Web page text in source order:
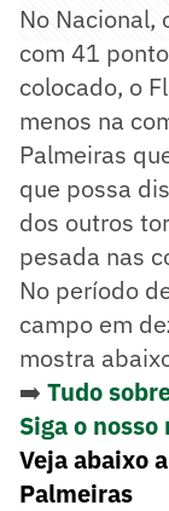
No Nacional,
com 41
colocado, o
menos na
Palmeiras
que possa
dos outros
pesada nas
No período
campo em
mostra
➡️ Tudo
Siga o
Veja abaixo
Palmeiras